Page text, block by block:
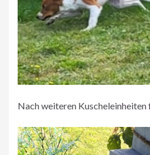
Nach weiteren Kuscheleinheiten